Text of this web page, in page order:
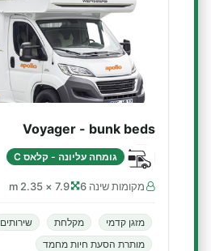
Voyager - bunk beds
גומחה עליונה - קלאס C
מקומות שינה 6 7.9 × 2.35 m
מזגן קדמי מקלחת שירותים
מותרת הסעת חיות מחמד